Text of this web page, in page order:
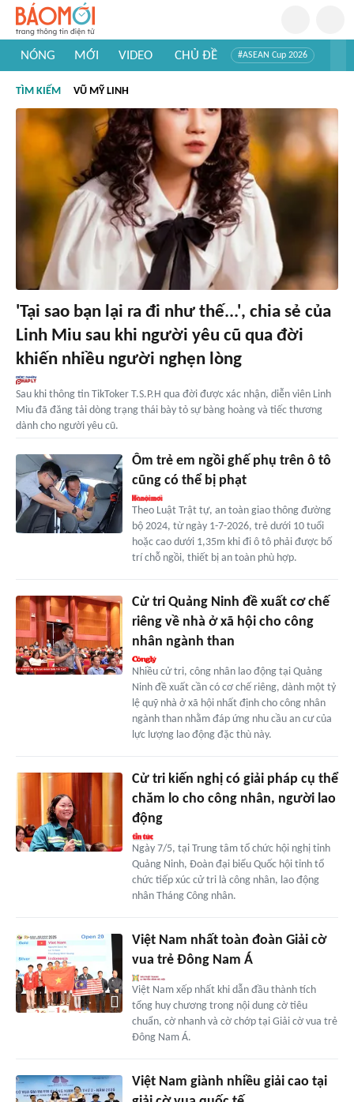
NÓNG MỚI VIDEO CHỦ ĐỀ #ASEAN Cup 2026
#Khám phá thế giới
TÌM KIẾM VŨ MỸ LINH
'Tại sao bạn lại ra đi như thế...', chia sẻ của
Linh Miu sau khi người yêu cũ qua đời
khiến nhiều người nghẹn lòng
Sau khi thông tin TikToker T.S.P.H qua đời được xác nhận, diễn viên Linh
Miu đã đăng tải dòng trạng thái bày tỏ sự bàng hoàng và tiếc thương
dành cho người yêu cũ.
Ôm trẻ em ngồi ghế phụ trên ô tô
cũng có thể bị phạt
Theo Luật Trật tự, an toàn giao thông đường
bộ 2024, từ ngày 1-7-2026, trẻ dưới 10 tuổi
hoặc cao dưới 1,35m khi đi ô tô phải được bố
trí chỗ ngồi, thiết bị an toàn phù hợp.
Cử tri Quảng Ninh đề xuất cơ chế
riêng về nhà ở xã hội cho công
nhân ngành than
Nhiều cử tri, công nhân lao động tại Quảng
Ninh đề xuất cần có cơ chế riêng, dành một tỷ
lệ quỹ nhà ở xã hội nhất định cho công nhân
ngành than nhằm đáp ứng nhu cầu an cư của
lực lượng lao động đặc thù này.
Cử tri kiến nghị có giải pháp cụ thể
chăm lo cho công nhân, người lao
động
Ngày 7/5, tại Trung tâm tổ chức hội nghị tỉnh
Quảng Ninh, Đoàn đại biểu Quốc hội tỉnh tổ
chức tiếp xúc cử tri là công nhân, lao động
nhân Tháng Công nhân.
Việt Nam nhất toàn đoàn Giải cờ
vua trẻ Đông Nam Á
Việt Nam xếp nhất khi dẫn đầu thành tích
tổng huy chương trong nội dung cờ tiêu
chuẩn, cờ nhanh và cờ chớp tại Giải cờ vua trẻ
Đông Nam Á.
Việt Nam giành nhiều giải cao tại